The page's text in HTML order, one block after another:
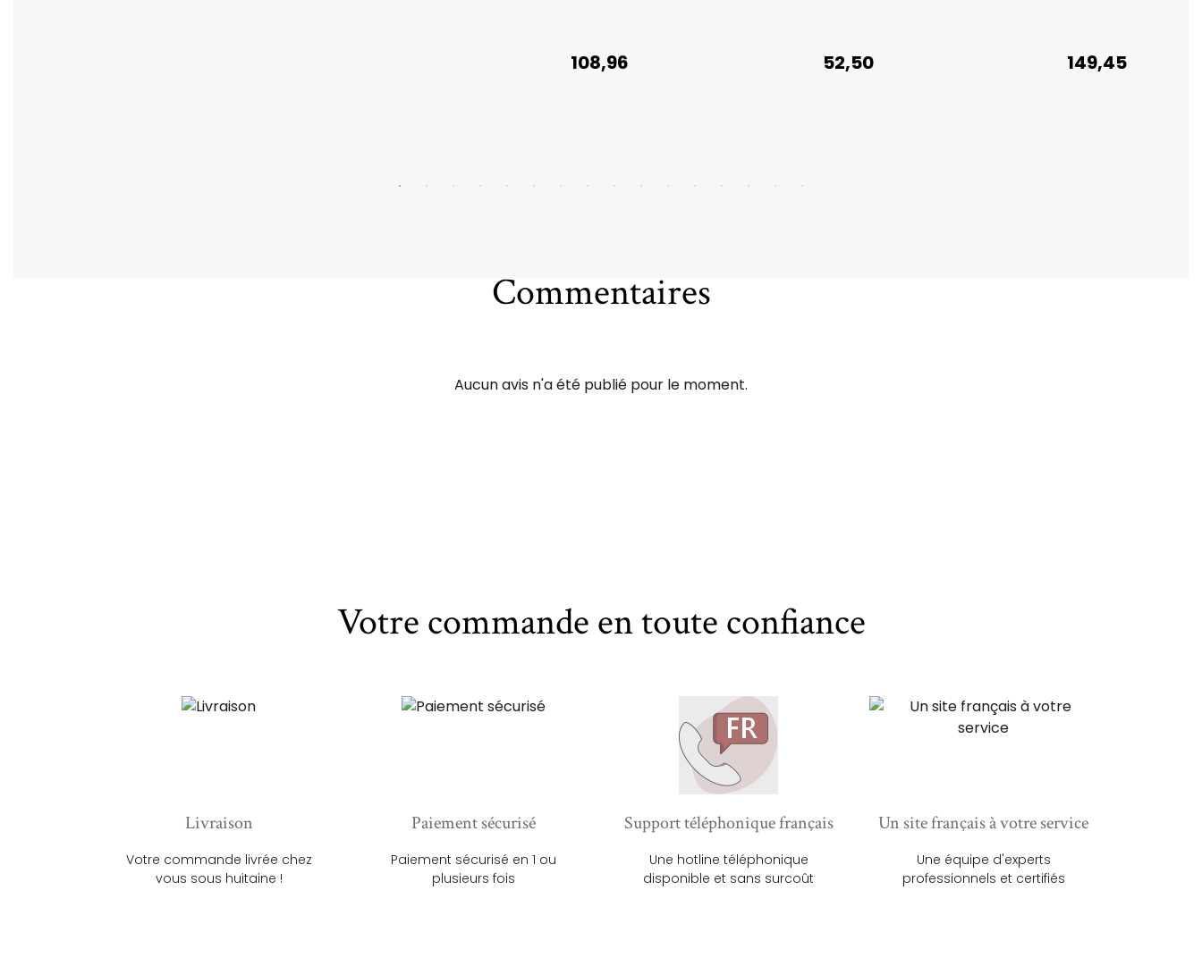
108,96 52,50 149,45
Commentaires
Aucun avis n'a été publié pour le moment.
Votre commande en toute confiance
Livraison
Votre commande livrée chez
vous sous huitaine !
Paiement sécurisé
Paiement sécurisé en 1 ou
plusieurs fois
Support téléphonique français
Une hotline téléphonique
disponible et sans surcoût
Un site français à votre service
Une équipe d'experts
professionnels et certifiés